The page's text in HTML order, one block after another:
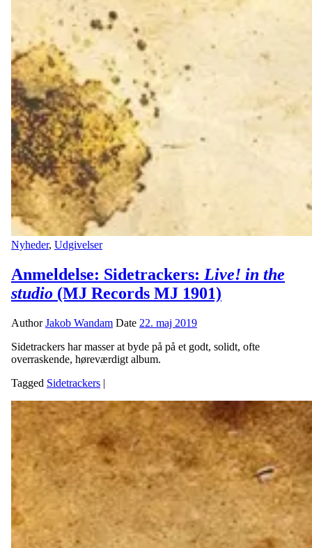
Nyheder, Udgivelser
Anmeldelse: Sidetrackers: Live! in the
studio (MJ Records MJ 1901)
AuthorJakob Wandam Date 22. maj 2019
Sidetrackers har masser at byde på på et godt, solidt, ofte
overraskende, høreværdigt album.
Tagged Sidetrackers |